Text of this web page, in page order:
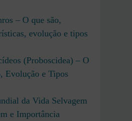
– O que são,
evolução e tipos
(Proboscidea) – O
Evolução e Tipos
da Vida Selvagem
e Importância